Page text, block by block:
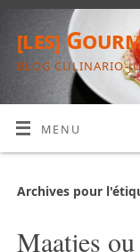
[les]
BLOG CULINARIO-
MENU
Archives pour
Maatjes